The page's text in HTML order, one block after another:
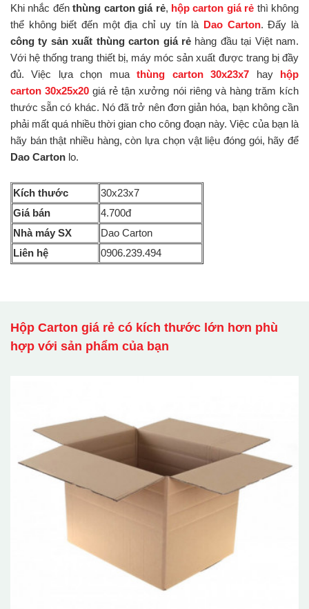
Khi nhắc đếnthùng carton giá rẻ, hộp carton giá rẻ thì không
thể không biết đến một địa chỉ uy tín là Dao Carton. Đấy là
công ty sản xuất thùng carton giá rẻhàng đầu tại Việt nam.
Với hệ thống trang thiết bị, máy móc sản xuất được trang bị đầy
đủ. Việc lựa chọn muathùng carton 30x23x7 hay hộp
carton 30x25x20 giá rẻ tận xưởng nói riêng và hàng trăm kích
thước sẵn có khác. Nó đã trở nên đơn giản hóa, bạn không cần
phải mất quá nhiều thời gian cho công đoạn này. Việc của bạn là
hãy bán thật nhiều hàng, còn lựa chọn vật liệu đóng gói, hãy để
Dao Carton lo.
Kích thước
30x23x7
Giá bán
4.700đ
Nhà máy SX
Dao Carton
Liên hệ
0906.239.494
Hộp Carton giá rẻ có kích thước lớn hơn phù
hợp với sản phẩm của bạn